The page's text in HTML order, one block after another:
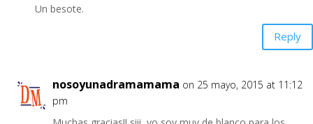
Un besote.
Reply
nosoyunadramamama on 25 mayo, 2015 at 11:12
pm